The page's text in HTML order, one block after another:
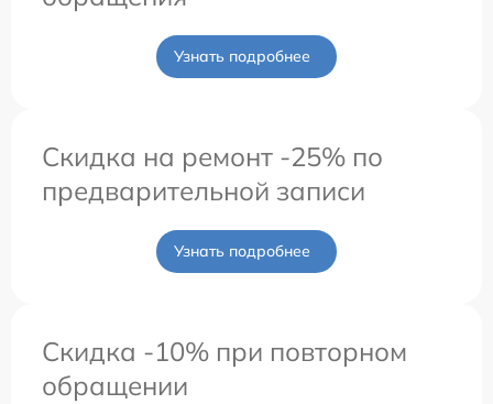
Узнать подробнее
Скидка на ремонт -25% по
предварительной записи
Узнать подробнее
Скидка -10% при повторном
обращении